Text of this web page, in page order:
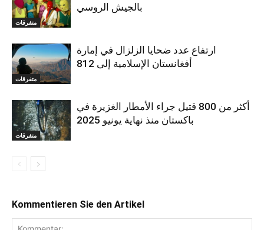
متفرقات
بالجيش الروسي
متفرقات
ارتفاع عدد ضحايا الزلزال في إمارة
أفغانستان الإسلامية إلى 812
متفرقات
أكثر من 800 قتيل جراء الأمطار الغزيرة في
باكستان منذ نهاية يونيو 2025
Kommentieren Sie den Artikel